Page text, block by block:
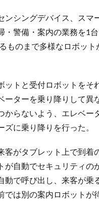
ンシングデバイス、ス
・警備・案内の業務を1
ものまで多様なロボッ
ットと受付ロボットを
ーターを乗り降りして
からないよう、エレベー
ズに乗り降りを行った。
客がタブレット上で到着
が自動でセキュリティの
動で呼び出し、来客が
では別の案内ロボット